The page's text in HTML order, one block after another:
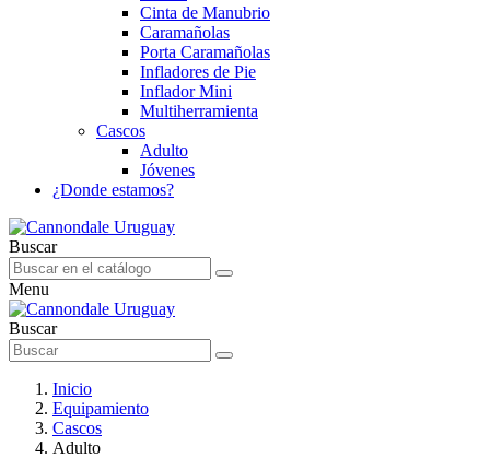
Cinta de Manubrio
Caramañolas
Porta Caramañolas
Infladores de Pie
Inflador Mini
Multiherramienta
Cascos
Adulto
Jóvenes
¿Donde estamos?
Buscar
Menu
Buscar
Inicio
Equipamiento
Cascos
Adulto